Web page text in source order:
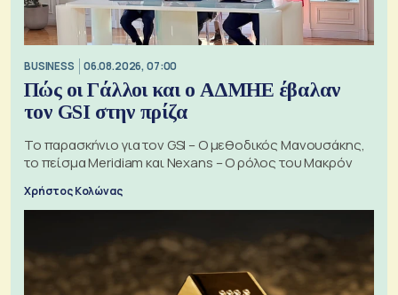
BUSINESS 06.08.2026, 07:00
Πώς οι Γάλλοι και ο ΑΔΜΗΕ έβαλαν
τον GSI στην πρίζα
Το παρασκήνιο για τον GSI – Ο μεθοδικός Μανουσάκης,
το πείσμα Meridiam και Nexans – Ο ρόλος του Μακρόν
Χρήστος Κολώνας